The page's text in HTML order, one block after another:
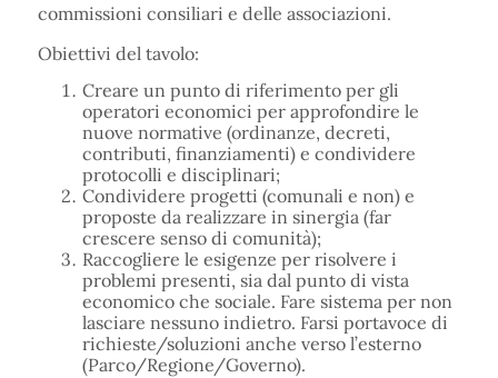
commissioni consiliari e delle associazioni.
Obiettivi del tavolo:
Creare un punto di riferimento per gli
operatori economici per approfondire le
nuove normative (ordinanze, decreti,
contributi, finanziamenti) e condividere
protocolli e disciplinari;
Condividere progetti (comunali e non) e
proposte da realizzare in sinergia (far
crescere senso di comunità);
Raccogliere le esigenze per risolvere i
problemi presenti, sia dal punto di vista
economico che sociale. Fare sistema per non
lasciare nessuno indietro. Farsi portavoce di
richieste/soluzioni anche verso l’esterno
(Parco/Regione/Governo).